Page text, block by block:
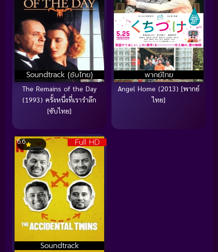
Soundtrack (ซับไทย)
The Remains of the Day
(1993) ครั้งหนึ่งที่เรารำลึก
[ซับไทย]
พากย์ไทย
Angel Home (2013) [พากย์
ไทย]
Full HD
Soundtrack
6.6